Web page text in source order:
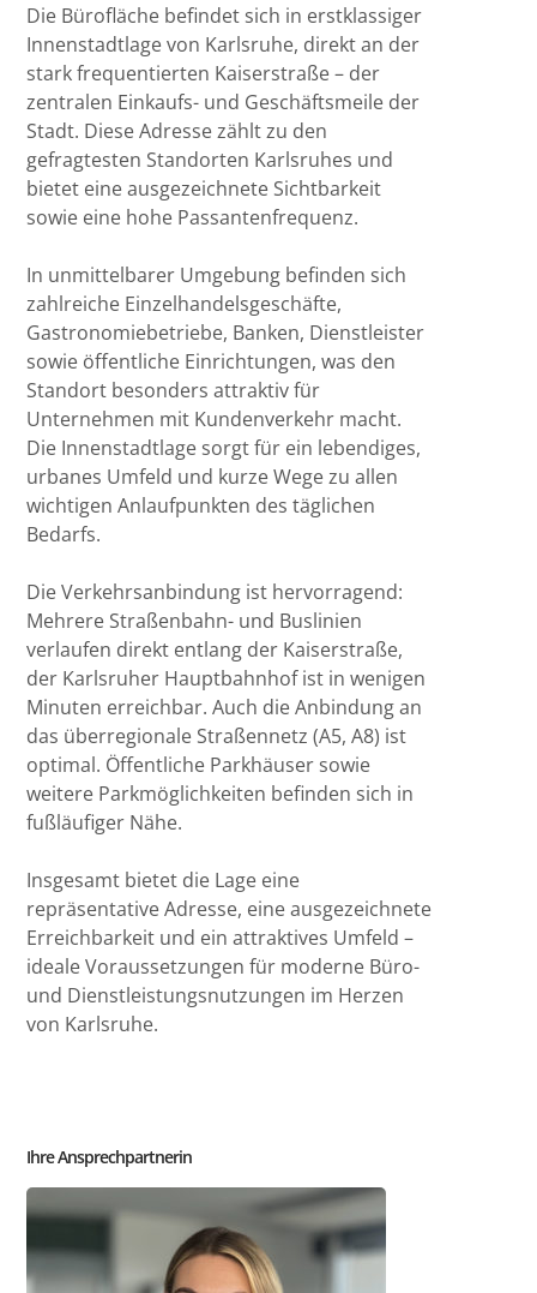
Die Bürofläche befindet sich in erstklassiger
Innenstadtlage von Karlsruhe, direkt an der
stark frequentierten Kaiserstraße – der
zentralen Einkaufs- und Geschäftsmeile der
Stadt. Diese Adresse zählt zu den
gefragtesten Standorten Karlsruhes und
bietet eine ausgezeichnete Sichtbarkeit
sowie eine hohe Passantenfrequenz.
In unmittelbarer Umgebung befinden sich
zahlreiche Einzelhandelsgeschäfte,
Gastronomiebetriebe, Banken, Dienstleister
sowie öffentliche Einrichtungen, was den
Standort besonders attraktiv für
Unternehmen mit Kundenverkehr macht.
Die Innenstadtlage sorgt für ein lebendiges,
urbanes Umfeld und kurze Wege zu allen
wichtigen Anlaufpunkten des täglichen
Bedarfs.
Die Verkehrsanbindung ist hervorragend:
Mehrere Straßenbahn- und Buslinien
verlaufen direkt entlang der Kaiserstraße,
der Karlsruher Hauptbahnhof ist in wenigen
Minuten erreichbar. Auch die Anbindung an
das überregionale Straßennetz (A5, A8) ist
optimal. Öffentliche Parkhäuser sowie
weitere Parkmöglichkeiten befinden sich in
fußläufiger Nähe.
Insgesamt bietet die Lage eine
repräsentative Adresse, eine ausgezeichnete
Erreichbarkeit und ein attraktives Umfeld –
ideale Voraussetzungen für moderne Büro-
und Dienstleistungsnutzungen im Herzen
von Karlsruhe.
Ihre Ansprechpartnerin